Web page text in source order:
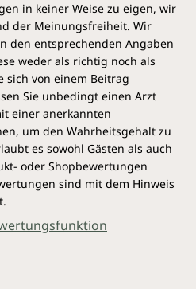
in keiner Weise zu eigen, wir
der Meinungsfreiheit. Wir
den entsprechenden Angaben
weder als richtig noch als
sich von einem Beitrag
Sie unbedingt einen Arzt
einer anerkannten
um den Wahrheitsgehalt zu
es sowohl Gästen als auch
oder Shopbewertungen
sind mit dem Hinweis